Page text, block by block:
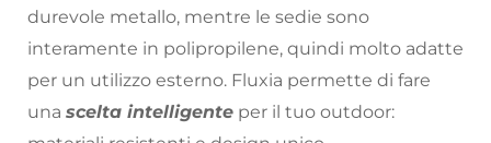
durevole metallo, mentre le sedie sono
interamente in polipropilene, quindi molto adatte
per un utilizzo esterno. Fluxia permette di fare
una scelta intelligente per il tuo outdoor: